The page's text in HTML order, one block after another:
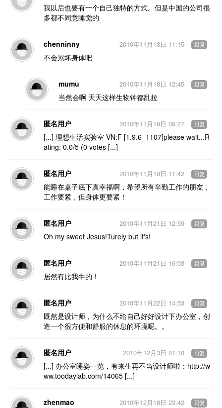
我以后也要有一个自己独特的方式。但是中国的公司很
多都不同意睡觉的
chenninny
不会累坏身体吧
2010年11月18日 11:15 回复
mumu
当然会啊 天天这样生物钟都乱拉
2010年11月18日 12:45 回复
匿名用户
[...] 理想生活实验室 VN:F [1.9.6_1107]please wait...R
ating: 0.0/5 (0 votes [...]
2010年11月19日 09:27 回复
匿名用户
能睡在桌子底下真幸福啊，希望所有辛勤工作的朋友，
工作要紧，但身体更要紧！
2010年11月19日 11:42 回复
匿名用户
Oh my sweet Jesus!Turely but it's!
2010年11月21日 12:59 回复
匿名用户
居然有比我牛的！
2010年11月21日 16:03 回复
匿名用户
既然是设计师，为什么不给自己好好设计下办公室，创
造一个很方便和舒服的休息的环境呢。。
2010年11月22日 14:53 回复
匿名用户
[...] 办公室睡姿一览，有来生再不当设计师啦：http://w
ww.toodaylab.com/14065 [...]
2010年12月3日 01:10 回复
zhenmao
2010年12月18日 23:42 回复